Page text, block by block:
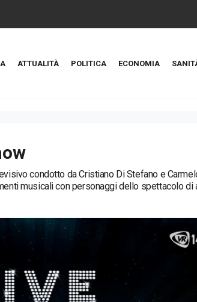
ATTUALITÀ POLITICA ECONOMIA
condotto da Cristiano Di Stefano e
musicali con personaggi dello spettacolo di